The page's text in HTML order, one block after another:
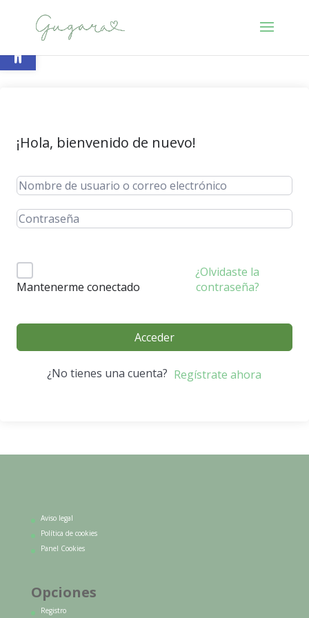
Abrir barra de herramientas
¡Hola, bienvenido de nuevo!
Mantenerme conectado
¿Olvidaste la
contraseña?
Acceder
¿No tienes una cuenta? Regístrate ahora
Aviso legal
Política de cookies
Panel Cookies
Opciones
Registro